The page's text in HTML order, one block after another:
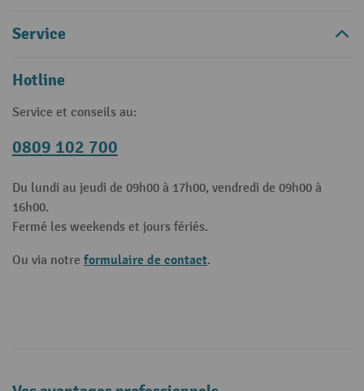
Service
Hotline
Service et conseils au:
0809 102 700
Du lundi au jeudi de 09h00 à 17h00, vendredi de 09h00 à
16h00.
Fermé les weekends et jours fériés.
Ou via notre formulaire de contact.